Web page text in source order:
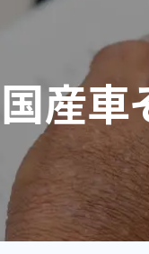
国産車